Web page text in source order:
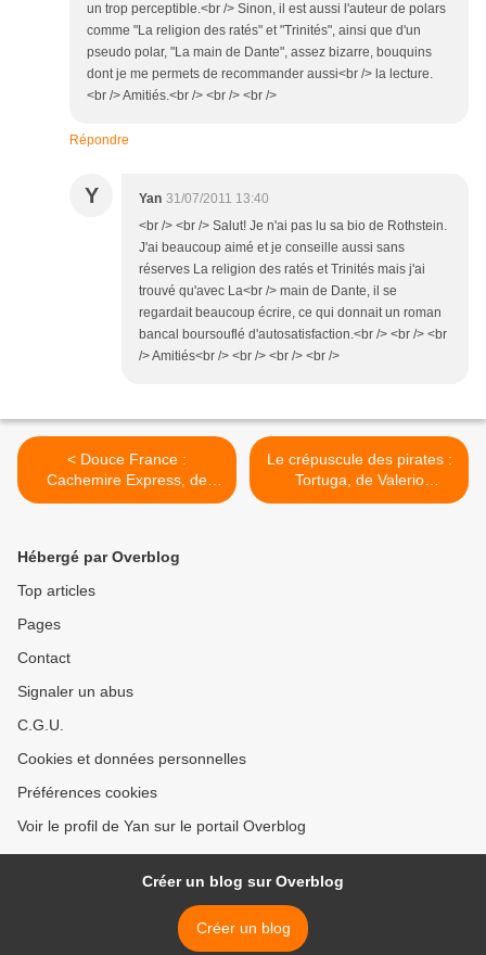
un trop perceptible.<br /> Sinon, il est aussi l'auteur de polars
comme "La religion des ratés" et "Trinités", ainsi que d'un
pseudo polar, "La main de Dante", assez bizarre, bouquins
dont je me permets de recommander aussi<br /> la lecture.
<br /> Amitiés.<br /> <br /> <br />
Répondre
Y Yan 31/07/2011 13:40
<br /> <br /> Salut! Je n'ai pas lu sa bio de Rothstein.
J'ai beaucoup aimé et je conseille aussi sans
réserves La religion des ratés et Trinités mais j'ai
trouvé qu'avec La<br /> main de Dante, il se
regardait beaucoup écrire, ce qui donnait un roman
bancal boursouflé d'autosatisfaction.<br /> <br /> <br
/> Amitiés<br /> <br /> <br /> <br />
< Douce France :
Cachemire Express, de
Michel Embareck
Le crépuscule des pirates :
Tortuga, de Valerio
Evangelisti >
Hébergé par Overblog
Top articles
Pages
Contact
Signaler un abus
C.G.U.
Cookies et données personnelles
Préférences cookies
Voir le profil de Yan sur le portail Overblog
Créer un blog sur Overblog
Créer un blog